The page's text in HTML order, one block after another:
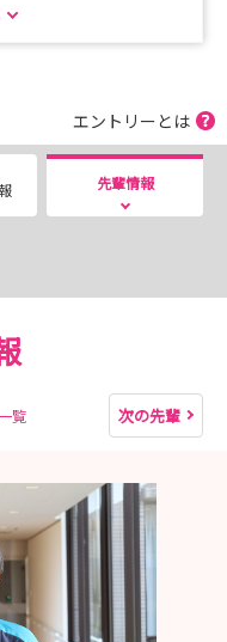
土）10月3日（土）10
日（土）12月5日
りご予約下さい
年度の日程は冬頃に
私を彩るプライベー
で築く安心の第一歩◆
疑問はその場で解決
ロにします
エントリーとは
先輩情報
覧 次の先輩